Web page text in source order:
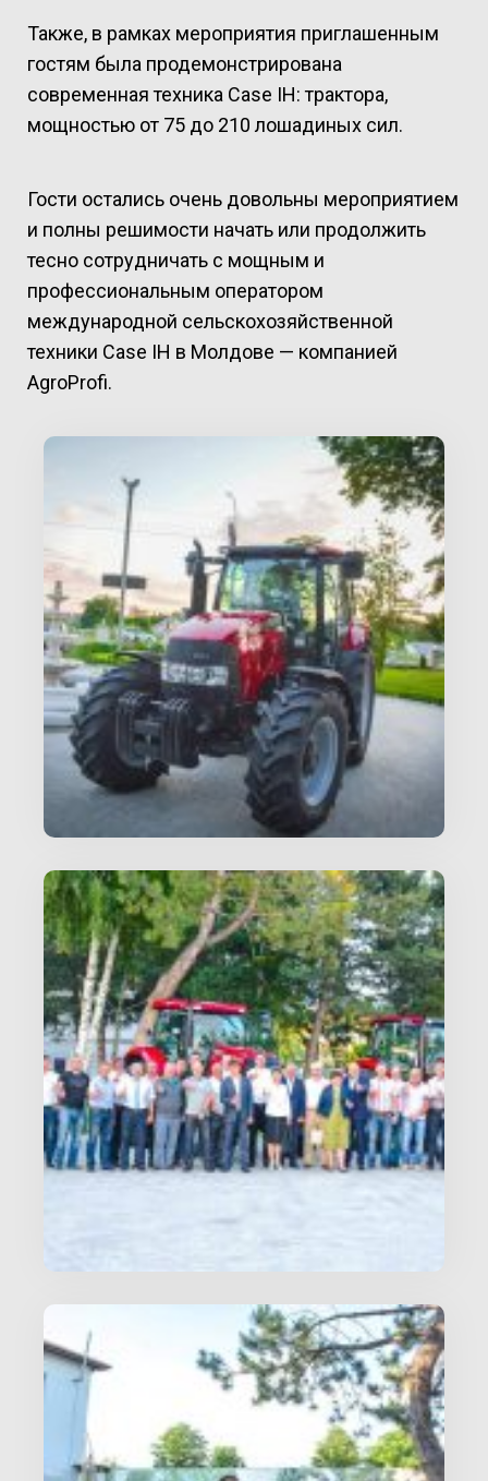
Также, в рамках мероприятия приглашенным
гостям была продемонстрирована
современная техника Case IH: трактора,
мощностью от 75 до 210 лошадиных сил.
Гости остались очень довольны мероприятием
и полны решимости начать или продолжить
тесно сотрудничать с мощным и
профессиональным оператором
международной сельскохозяйственной
техники Case IH в Молдове — компанией
AgroProfi.